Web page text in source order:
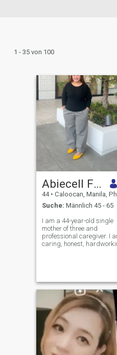
1 - 35 von 100
Abiecell Fremista
44 • Caloocan, Manila,
Suche: Männlich 45 - 65
I am a 44-year-old single
mother of three and
professional caregiver. I
caring, honest,
loved ones, I believe that
trust, respect, a